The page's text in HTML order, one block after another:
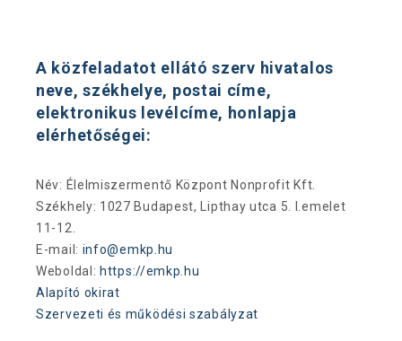
A közfeladatot ellátó szerv hivatalos
neve, székhelye, postai címe,
elektronikus levélcíme, honlapja
elérhetőségei:
Név: Élelmiszermentő Központ Nonprofit Kft.
Székhely: 1027 Budapest, Lipthay utca 5. I.emelet
11-12.
E-mail: info@emkp.hu
Weboldal: https://emkp.hu
Alapító okirat
Szervezeti és működési szabályzat